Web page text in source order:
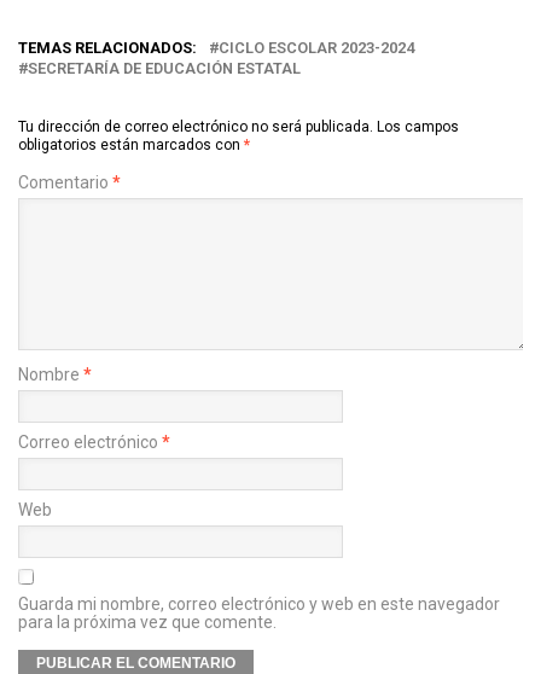
TEMAS RELACIONADOS:
CICLO ESCOLAR 2023-2024
SECRETARÍA DE EDUCACIÓN ESTATAL
Tu dirección de correo electrónico no será publicada. Los campos
obligatorios están marcados con *
Comentario *
Nombre *
Correo electrónico *
Web
Guarda mi nombre, correo electrónico y web en este navegador
para la próxima vez que comente.